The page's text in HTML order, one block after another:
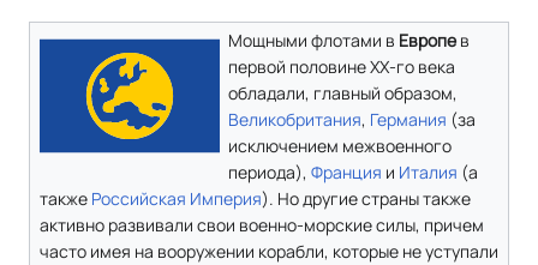
Мощными флотами в Европев
первой половине ХХ-го века
обладали, главный образом,
Великобритания, Германия (за
исключением межвоенного
периода), Франция и Италия (а
также Российская Империя). Но другие страны также
активно развивали свои военно-морские силы, причем
часто имея на вооружении корабли, которые не уступали